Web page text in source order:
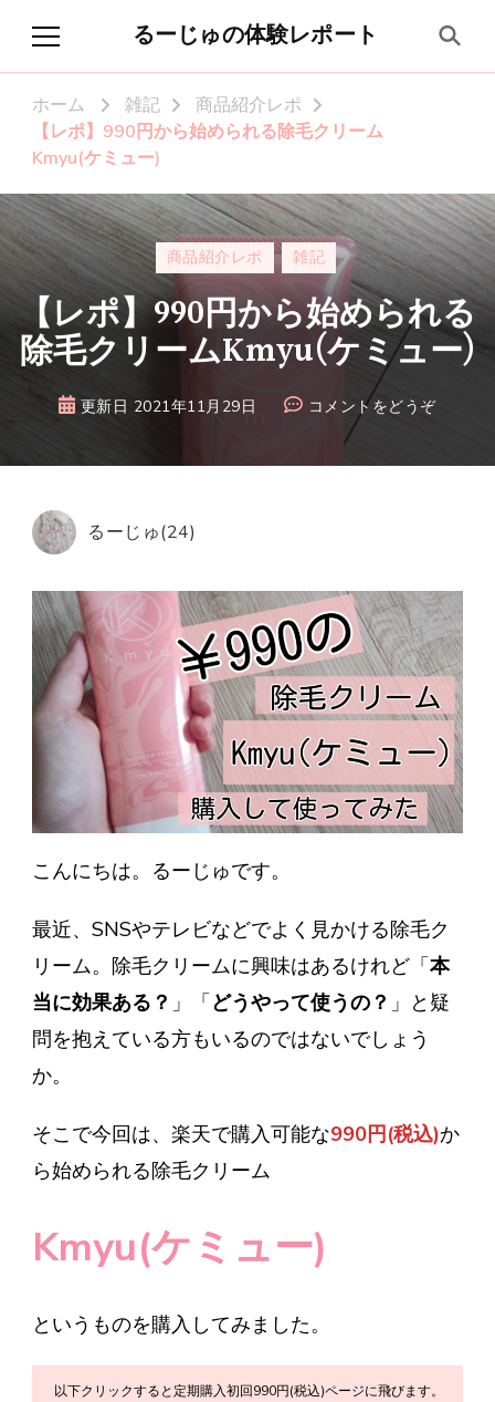
るーじゅの体験レポート
ホーム 雑記
商品紹介レポ
【レポ】990円から始められる除毛クリーム
Kmyu(ケミュー)
商品紹介レポ 雑記
【レポ】990円から始められる
除毛クリームKmyu(ケミュー)
更新日 2021年11月29日 コメントをどうぞ(【レ
990
め
ら
れ
る
除
毛
ク
リ
ー
ミ
ュ
ー))
るーじゅ(24)
こんにちは。るーじゅです。
最近、SNSやテレビなどでよく見かける除毛ク
リーム。除毛クリームに興味はあるけれど「 本
当に効果ある？ 」「 どうやって使うの？ 」と疑
問を抱えている方もいるのではないでしょう
か。
そこで今回は、楽天で購入可能な990円(税込)か
ら始められる除毛クリーム
Kmyu(ケミュー)
というものを購入してみました。
以下クリックすると定期購入初回990円(税込)ページに飛びます。